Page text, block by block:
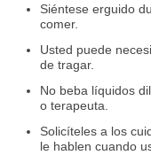
Siéntese erguido
comer.
Usted puede
de tragar.
No beba líquidos
o terapeuta.
Solicíteles a los
le hablen cuando